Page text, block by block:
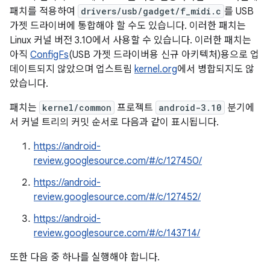
패치를 적용하여
drivers/usb/gadget/f_midi.c 를 USB
가젯 드라이버에 통합해야 할 수도 있습니다. 이러한 패치는
Linux 커널 버전 3.10에서 사용할 수 있습니다. 이러한 패치는
아직 ConfigFs(USB 가젯 드라이버용 신규 아키텍처)용으로 업
데이트되지 않았으며 업스트림 kernel.org에서 병합되지도 않
았습니다.
패치는 kernel/common 프로젝트 android-3.10 분기에
서 커널 트리의 커밋 순서로 다음과 같이 표시됩니다.
https://android-
review.googlesource.com/#/c/127450/
https://android-
review.googlesource.com/#/c/127452/
https://android-
review.googlesource.com/#/c/143714/
또한 다음 중 하나를 실행해야 합니다.